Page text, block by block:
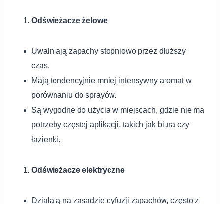
Odświeżacze żelowe
Uwalniają zapachy stopniowo przez dłuższy
czas.
Mają tendencyjnie mniej intensywny aromat w
porównaniu do sprayów.
Są wygodne do użycia w miejscach, gdzie nie ma
potrzeby częstej aplikacji, takich jak biura czy
łazienki.
Odświeżacze elektryczne
Działają na zasadzie dyfuzji zapachów, często z